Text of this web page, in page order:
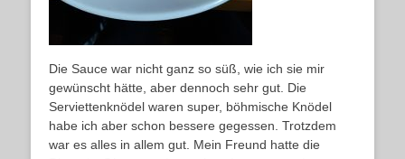
Die Sauce war nicht ganz so süß, wie ich sie mir
gewünscht hätte, aber dennoch sehr gut. Die
Serviettenknödel waren super, böhmische Knödel
habe ich aber schon bessere gegessen. Trotzdem
war es alles in allem gut. Mein Freund hatte die